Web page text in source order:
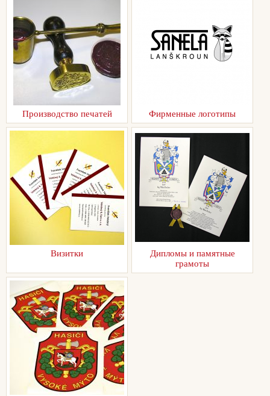
Производство печатей Фирменные логотипы
Визитки
Дипломы и памятные
грамоты